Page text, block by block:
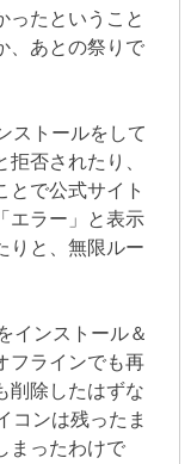
ったということ
、あとの祭りで
ストールをして
否されたり、
とで公式サイト
エラー」と表示
りと、無限ルー
インストール＆
フラインでも再
削除したはずな
コンは残ったま
まったわけで